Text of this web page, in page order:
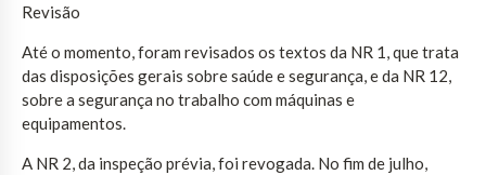
Revisão
Até o momento, foram revisados os textos da NR 1, que trata
das disposições gerais sobre saúde e segurança, e da NR 12,
sobre a segurança no trabalho com máquinas e
equipamentos.
A NR 2, da inspeção prévia, foi revogada. No fim de julho,